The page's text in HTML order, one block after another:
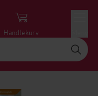
Handlekurv